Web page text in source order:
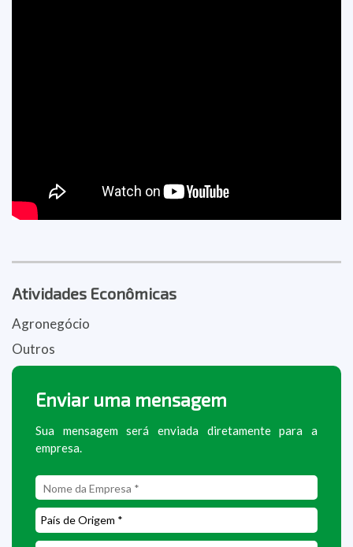
Atividades Econômicas
Agronegócio
Outros
Enviar uma mensagem
Sua mensagem será enviada diretamente para a
empresa.